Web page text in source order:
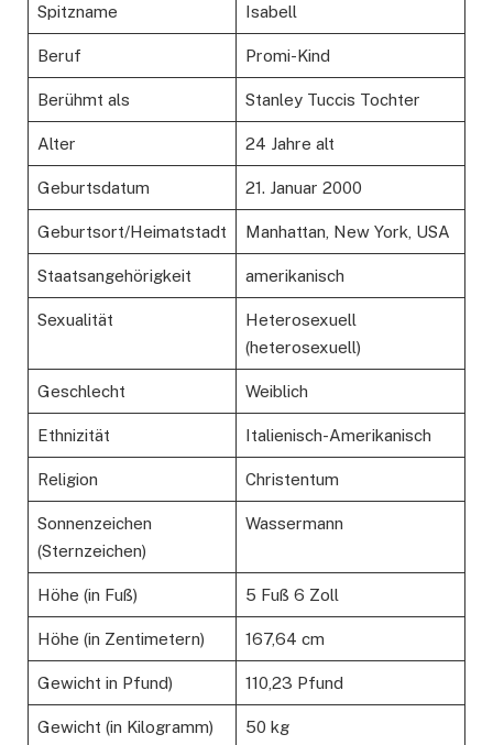
Spitzname Isabell
Beruf Promi-Kind
Berühmt als Stanley Tuccis Tochter
Alter 24 Jahre alt
Geburtsdatum 21. Januar 2000
Geburtsort/Heimatstadt Manhattan, New York, USA
Staatsangehörigkeit amerikanisch
Sexualität
Heterosexuell
(heterosexuell)
Geschlecht Weiblich
Ethnizität Italienisch-Amerikanisch
Religion Christentum
Sonnenzeichen
(Sternzeichen)
Wassermann
Höhe (in Fuß) 5 Fuß 6 Zoll
Höhe (in Zentimetern) 167,64 cm
Gewicht in Pfund) 110,23 Pfund
Gewicht (in Kilogramm) 50 kg